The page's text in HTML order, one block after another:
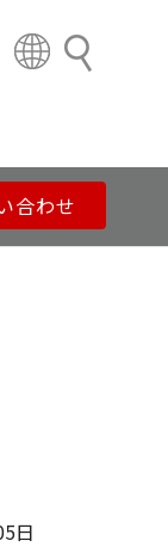
検
t
y
合わせ
日